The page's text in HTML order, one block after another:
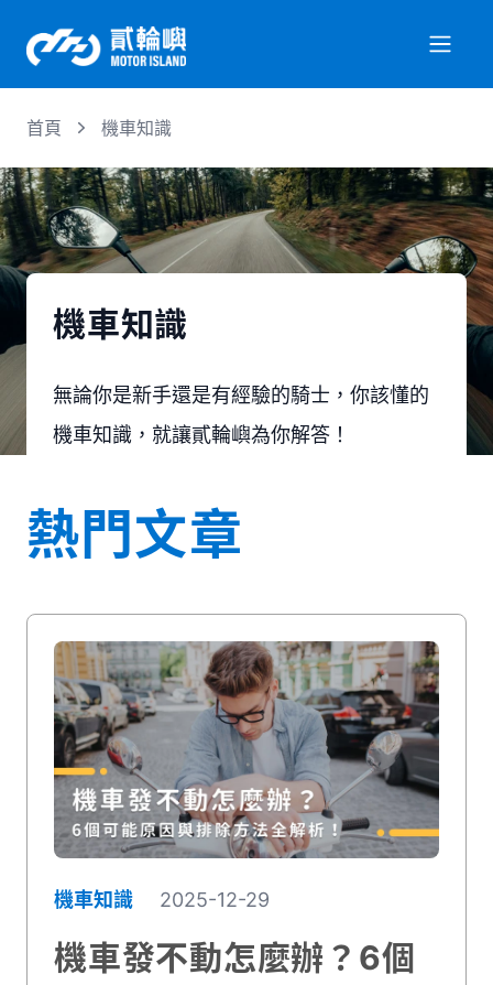
服務項目
機車行情
專業文章
媒體推薦
聯絡我們
首頁 機車知識
機車知識
無論你是新手還是有經驗的騎士，你該懂的
機車知識，就讓貳輪嶼為你解答！
熱門文章
機車知識 2025-12-29
機車發不動怎麼辦？6個